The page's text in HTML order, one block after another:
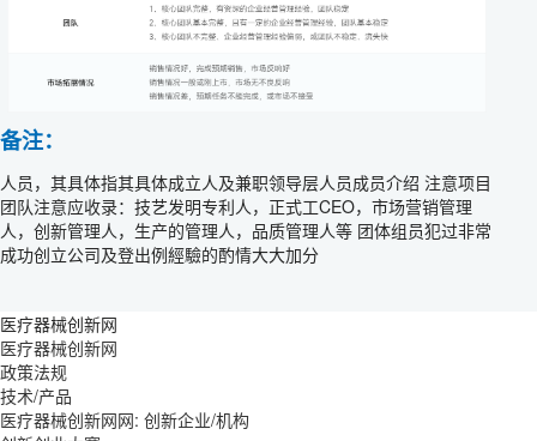
备注：
人员，其具体指其具体成立人及兼职领导层人员成员介绍 注意项目
团队注意应收录：技艺发明专利人，正式工CEO，市场营销管理
人，创新管理人，生产的管理人，品质管理人等 团体组员犯过非常
成功创立公司及登出例經驗的酌情大大加分
医疗器械创新网
医疗器械创新网
政策法规
技术/产品
医疗器械创新网网: 创新企业/机构